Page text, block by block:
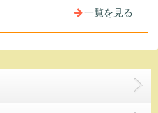
一覧を見る